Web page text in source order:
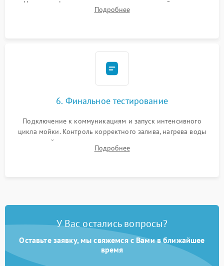
Надежная фиксация хомутов гидравлической системы,
сборка корпуса и установка датчика поплавка.
Подробнее
6. Финальное тестирование
Подключение к коммуникациям и запуск интенсивного
цикла мойки. Контроль корректного залива, нагрева воды
до нужной температуры, отсутствия посторонних шумов,
штатного слива и абсолютной сухости в поддоне.
Подробнее
У Вас остались вопросы?
Оставьте заявку, мы свяжемся с Вами в ближайшее
время